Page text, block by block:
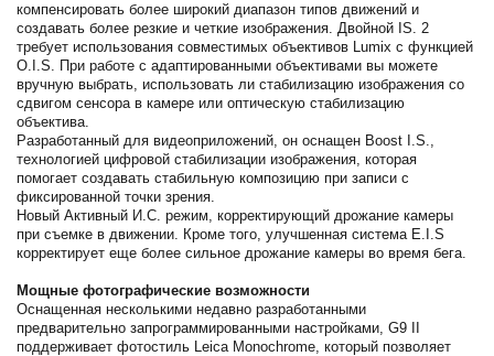
компенсировать более широкий диапазон типов движений и
создавать более резкие и четкие изображения. Двойной IS. 2
требует использования совместимых объективов Lumix с функцией
O.I.S. При работе с адаптированными объективами вы можете
вручную выбрать, использовать ли стабилизацию изображения со
сдвигом сенсора в камере или оптическую стабилизацию
объектива.
Разработанный для видеоприложений, он оснащен Boost I.S.,
технологией цифровой стабилизации изображения, которая
помогает создавать стабильную композицию при записи с
фиксированной точки зрения.
Новый Активный И.С. режим, корректирующий дрожание камеры
при съемке в движении. Кроме того, улучшенная система E.I.S
корректирует еще более сильное дрожание камеры во время бега.
Мощные фотографические возможности
Оснащенная несколькими недавно разработанными
предварительно запрограммированными настройками, G9 II
поддерживает фотостиль Leica Monochrome, который позволяет